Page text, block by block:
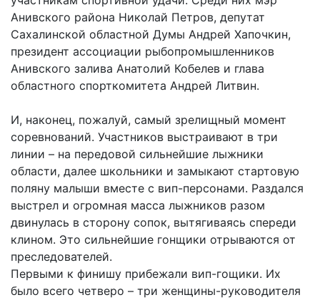
Анивского района Николай Петров, депутат
Сахалинской областной Думы Андрей Хапочкин,
президент ассоциации рыбопромышленников
Анивского залива Анатолий Кобелев и глава
областного спорткомитета Андрей Литвин.
И, наконец, пожалуй, самый зрелищный момент
соревнований. Участников выстраивают в три
линии – на передовой сильнейшие лыжники
области, далее школьники и замыкают стартовую
поляну малыши вместе с вип-персонами. Раздался
выстрел и огромная масса лыжников разом
двинулась в сторону сопок, вытягиваясь спереди
клином. Это сильнейшие гонщики отрываются от
преследователей.
Первыми к финишу прибежали вип-гощики. Их
было всего четверо – три женщины-руководителя